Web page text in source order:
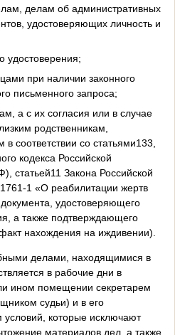
делам об административных
удостоверяющих личность и
удостоверения;
при наличии законного
письменного запроса;
а с их согласия или в случае
родственникам,
соответствии со статьями133,
кодекса Российской
статьей11 Закона Российской
1 «О реабилитации жертв
удостоверяющего
а также подтверждающего
нахождения на иждивении).
делами, находящимися в
в рабочие дни в
ином помещении секретарем
судьи) и в его
условий, которые исключают
материалов дел, а также